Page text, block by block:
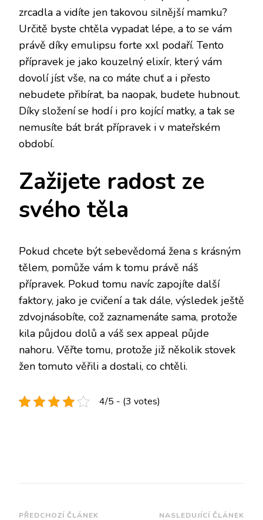
zrcadla a vidíte jen takovou silnější mamku?
Určitě byste chtěla vypadat lépe, a to se vám
právě díky emulipsu forte xxl podaří. Tento
přípravek je jako kouzelný elixír, který vám
dovolí jíst vše, na co máte chuť a i přesto
nebudete přibírat, ba naopak, budete hubnout.
Díky složení se hodí i pro kojící matky, a tak se
nemusíte bát brát přípravek i v mateřském
období.
Zažijete radost ze
svého těla
Pokud chcete být sebevědomá žena s krásným
tělem, pomůže vám k tomu právě náš
přípravek. Pokud tomu navíc zapojíte další
faktory, jako je cvičení a tak dále, výsledek ještě
zdvojnásobíte, což zaznamenáte sama, protože
kila půjdou dolů a váš sex appeal půjde
nahoru. Věřte tomu, protože již několik stovek
žen tomuto věřili a dostali, co chtěli.
4/5 - (3 votes)
PŘEDCHOZÍ ČLÁNEK NASLEDUJÍCÍ ČLÁNEK